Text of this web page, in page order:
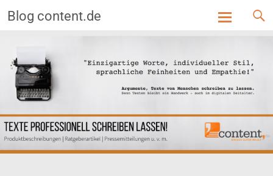
Blog content.de
Skip
content